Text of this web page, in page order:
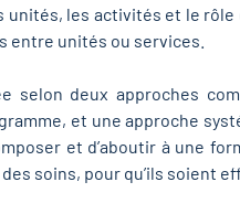
les activités et le
entre unités ou services.
selon deux approches
et une approche
et d’aboutir à une
soins, pour qu’ils soient